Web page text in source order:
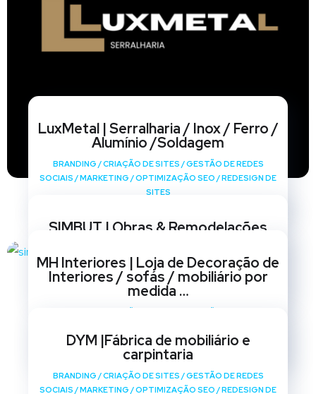
LuxMetal | Serralharia / Inox / Ferro /
Alumínio /Soldagem
BRANDING /CRIAÇÃO DE SITES /GESTÃO DE REDES
SOCIAIS /MARKETING /OPTIMIZAÇÃO SEO /REDESIGN DE
SITES
SIMBUT | Obras & Remodelações
SOCIAIS /MARKETING OPTIMIZAÇÃO SEO/ REDESIGN DE
SITES
MH Interiores | Loja de Decoração de
Interiores / sofás / mobiliário por
medida …
SITES
DYM |Fábrica de mobiliário e
carpintaria
BRANDING /CRIAÇÃO DE SITES /GESTÃO DE REDES
SOCIAIS /MARKETING /OPTIMIZAÇÃO SEO /REDESIGN DE